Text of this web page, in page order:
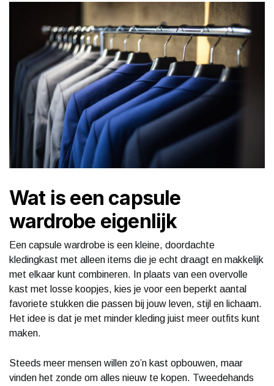
Wat is een capsule
wardrobe eigenlijk
Een capsule wardrobe is een kleine, doordachte
kledingkast met alleen items die je echt draagt en makkelijk
met elkaar kunt combineren. In plaats van een overvolle
kast met losse koopjes, kies je voor een beperkt aantal
favoriete stukken die passen bij jouw leven, stijl en lichaam.
Het idee is dat je met minder kleding juist meer outfits kunt
maken.
Steeds meer mensen willen zo’n kast opbouwen, maar
vinden het zonde om alles nieuw te kopen. Tweedehands